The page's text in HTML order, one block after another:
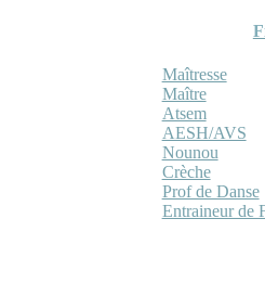
Maîtresse
Maître
Atsem
AESH/AVS
Nounou
Crèche
Prof de Danse
Entraineur de